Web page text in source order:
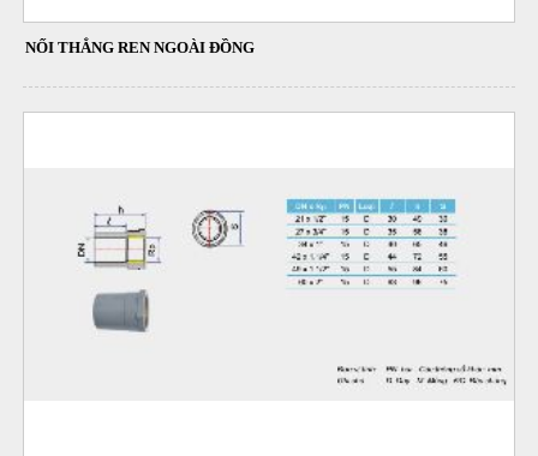
NỐI THẲNG REN NGOÀI ĐỒNG